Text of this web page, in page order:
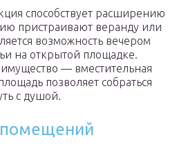
способствует расширению
пристраивают веранду или
возможность вечером
на открытой площадке.
— вместительная
позволяет собраться
с душой.